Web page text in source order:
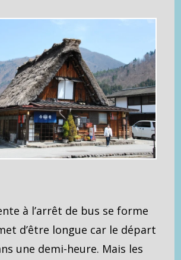
à l’arrêt de bus se forme
d’être longue car le départ
une demi-heure. Mais les